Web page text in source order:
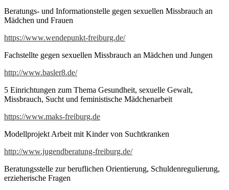
Beratungs- und Informationstelle gegen sexuellen Missbrauch an
Mädchen und Frauen
https://www.wendepunkt-freiburg.de/
Fachstellte gegen sexuellen Missbrauch an Mädchen und Jungen
http://www.basler8.de/
5 Einrichtungen zum Thema Gesundheit, sexuelle Gewalt,
Missbrauch, Sucht und feministische Mädchenarbeit
https://www.maks-freiburg.de
Modellprojekt Arbeit mit Kinder von Suchtkranken
http://www.jugendberatung-freiburg.de/
Beratungsstelle zur beruflichen Orientierung, Schuldenregulierung,
erzieherische Fragen